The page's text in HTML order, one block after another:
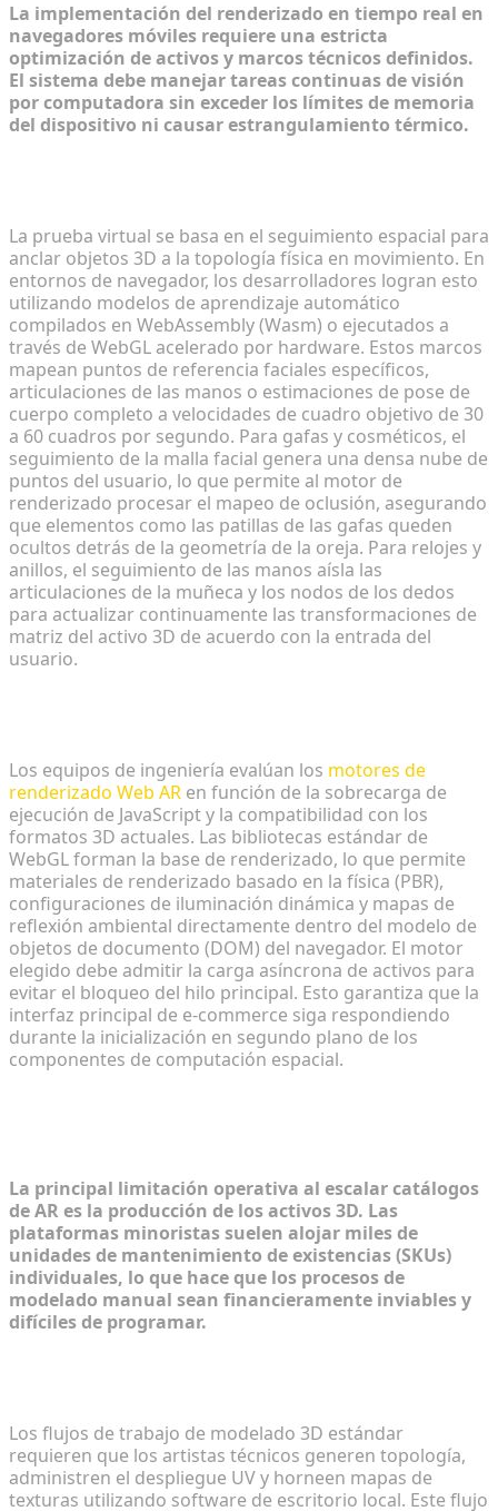
La implementación del renderizado en tiempo real en
navegadores móviles requiere una estricta
optimización de activos y marcos técnicos definidos.
El sistema debe manejar tareas continuas de visión
por computadora sin exceder los límites de memoria
del dispositivo ni causar estrangulamiento térmico.
La prueba virtual se basa en el seguimiento espacial para
anclar objetos 3D a la topología física en movimiento. En
entornos de navegador, los desarrolladores logran esto
utilizando modelos de aprendizaje automático
compilados en WebAssembly (Wasm) o ejecutados a
través de WebGL acelerado por hardware. Estos marcos
mapean puntos de referencia faciales específicos,
articulaciones de las manos o estimaciones de pose de
cuerpo completo a velocidades de cuadro objetivo de 30
a 60 cuadros por segundo. Para gafas y cosméticos, el
seguimiento de la malla facial genera una densa nube de
puntos del usuario, lo que permite al motor de
renderizado procesar el mapeo de oclusión, asegurando
que elementos como las patillas de las gafas queden
ocultos detrás de la geometría de la oreja. Para relojes y
anillos, el seguimiento de las manos aísla las
articulaciones de la muñeca y los nodos de los dedos
para actualizar continuamente las transformaciones de
matriz del activo 3D de acuerdo con la entrada del
usuario.
Los equipos de ingeniería evalúan los motores de
renderizado Web AR en función de la sobrecarga de
ejecución de JavaScript y la compatibilidad con los
formatos 3D actuales. Las bibliotecas estándar de
WebGL forman la base de renderizado, lo que permite
materiales de renderizado basado en la física (PBR),
configuraciones de iluminación dinámica y mapas de
reflexión ambiental directamente dentro del modelo de
objetos de documento (DOM) del navegador. El motor
elegido debe admitir la carga asíncrona de activos para
evitar el bloqueo del hilo principal. Esto garantiza que la
interfaz principal de e-commerce siga respondiendo
durante la inicialización en segundo plano de los
componentes de computación espacial.
La principal limitación operativa al escalar catálogos
de AR es la producción de los activos 3D. Las
plataformas minoristas suelen alojar miles de
unidades de mantenimiento de existencias (SKUs)
individuales, lo que hace que los procesos de
modelado manual sean financieramente inviables y
difíciles de programar.
Los flujos de trabajo de modelado 3D estándar
requieren que los artistas técnicos generen topología,
administren el despliegue UV y horneen mapas de
texturas utilizando software de escritorio local. Este flujo